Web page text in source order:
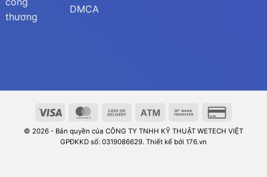
© 2026 - Bản quyền của CÔNG TY TNHH KỸ THUẬT WETECH VIỆT
GPĐKKD số: 0319086629. Thiết kế bởi 176.vn